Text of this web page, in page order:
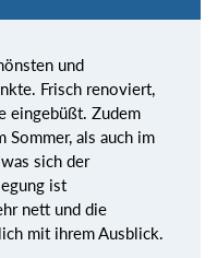
und
Frisch renoviert,
eingebüßt. Zudem
als auch im
sich der
ist
nett und die
mit ihrem Ausblick.